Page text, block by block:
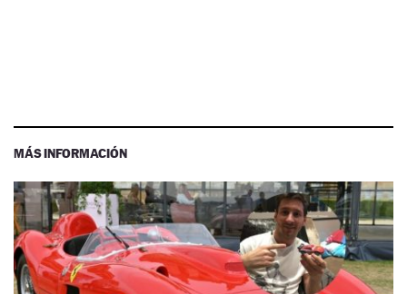
MÁS INFORMACIÓN